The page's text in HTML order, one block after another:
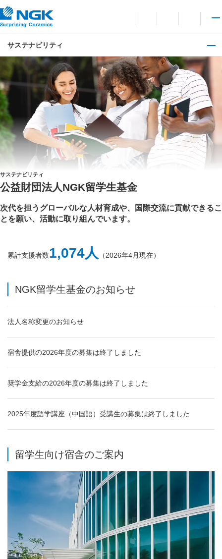
言語切り替えメニュー
サイト内検索を開
お問い合わせ
メイ
サステナビリティ
サステナビリティ
公益財団法人NGK留学生基金
次代を担うグローバルな人材育成や、国際交流に貢献できるこ
とを願い、活動に取り組んでいます。
累計支援者数1,074人 （2026年4月現在）
NGK留学生基金のお知らせ
法人名称変更のお知らせ
宿舎提供の2026年度の募集は終了しました
奨学金支給の2026年度の募集は終了しました
2025年度語学講座（中国語）受講生の募集は終了しました
留学生向け宿舎のご案内